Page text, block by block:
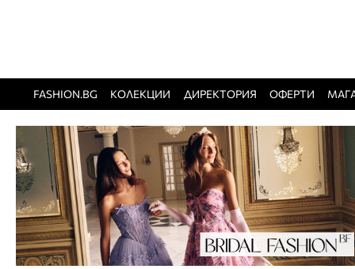
FASHION.BG КОЛЕКЦИИ ДИРЕКТОРИЯ ОФЕРТИ